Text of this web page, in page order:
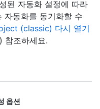
된 자동화 설정에 따라
자동화를 동기화할 수
(classic) 다시 열기
참조하세요.
옵션